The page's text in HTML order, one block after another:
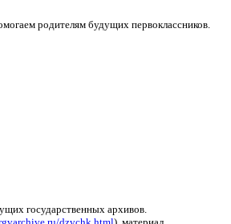
родителям будущих первоклассников.
государственных архивов.